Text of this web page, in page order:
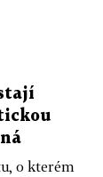
o kterém